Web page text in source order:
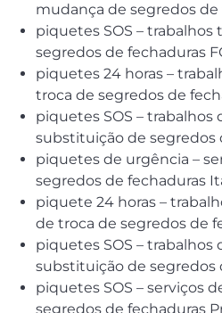
mudança de segredos de
piquetes SOS –
segredos de fechaduras
piquetes 24 horas –
troca de segredos de
piquetes SOS – trabalhos
substituição de segredos
piquetes de urgência –
segredos de fechaduras
piquete 24 horas –
de troca de segredos de
piquetes SOS – trabalhos
substituição de segredos
piquetes SOS – serviços
segredos de fechaduras